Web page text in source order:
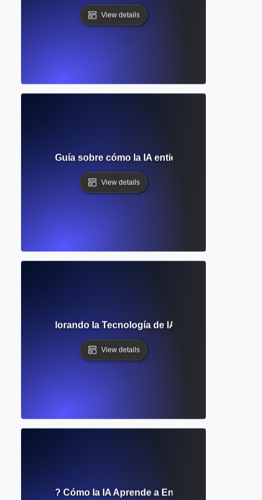
View details
Lenguaje? Guía sobre cómo la IA entiende y genera el
View details
Explorando la Tecnología de IA Detrás de
View details
Neuronal? Cómo la IA Aprende a Entender y Generar